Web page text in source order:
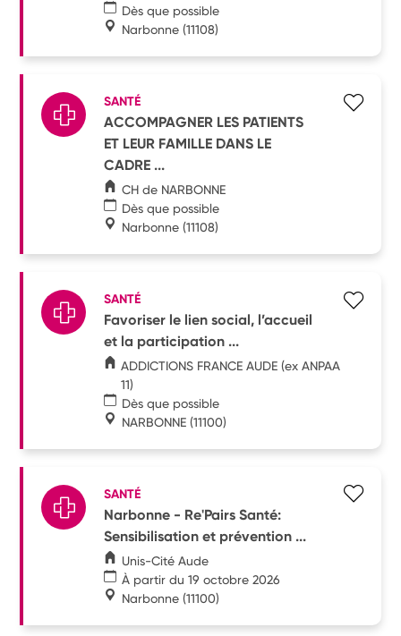
Dès que possible
Narbonne (11108)
SANTÉ
ACCOMPAGNER LES PATIENTS
ET LEUR FAMILLE DANS LE
CADRE ...
CH de NARBONNE
Dès que possible
Narbonne (11108)
SANTÉ
Favoriser le lien social, l’accueil
et la participation ...
ADDICTIONS FRANCE AUDE (ex ANPAA
11)
Dès que possible
NARBONNE (11100)
SANTÉ
Narbonne - Re'Pairs Santé:
Sensibilisation et prévention ...
Unis-Cité Aude
À partir du 19 octobre 2026
Narbonne (11100)